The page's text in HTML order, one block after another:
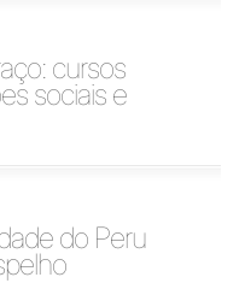
cursos
sociais e
do Peru